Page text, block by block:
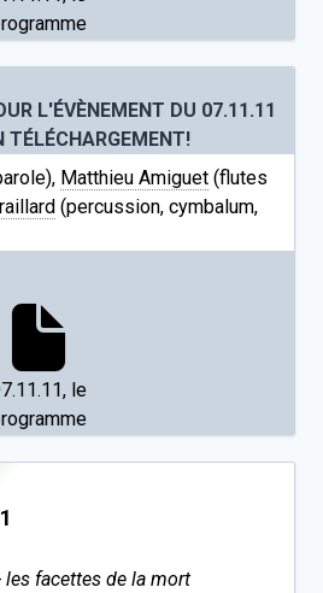
L'ÉVÈNEMENT DU 07.11.11
TÉLÉCHARGEMENT!
Matthieu Amiguet (flutes
(percussion, cymbalum,
le
les facettes de la mort